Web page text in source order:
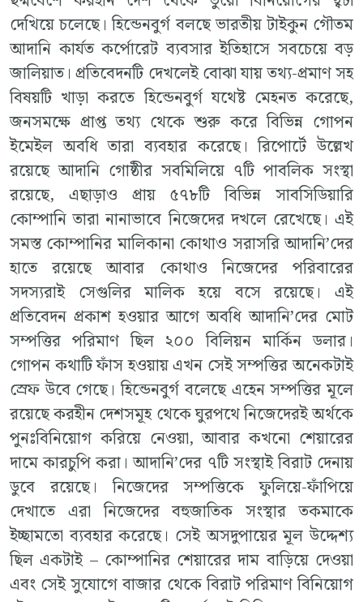
দেখিয়ে চলেছে। হিন্ডেনবুর্গ বলছে ভারতীয় টাইকুন গৌতম
আদানি কার্যত কর্পোরেট ব্যবসার ইতিহাসে সবচেয়ে বড়
জালিয়াত। প্রতিবেদনটি দেখলেই বোঝা যায় তথ্য-প্রমাণ সহ
বিষয়টি খাড়া করতে হিন্ডেনবুর্গ যথেষ্ট মেহনত করেছে,
জনসমক্ষে প্রাপ্ত তথ্য থেকে শুরু করে বিভিন্ন গোপন
ইমেইল অবধি তারা ব্যবহার করেছে। রিপোর্টে উল্লেখ
রয়েছে আদানি গোষ্ঠীর সবমিলিয়ে ৭টি পাবলিক সংস্থা
রয়েছে, এছাড়াও প্রায় ৫৭৮টি বিভিন্ন সাবসিডিয়ারি
কোম্পানি তারা নানাভাবে নিজেদের দখলে রেখেছে। এই
সমস্ত কোম্পানির মালিকানা কোথাও সরাসরি আদানি’দের
হাতে রয়েছে আবার কোথাও নিজেদের পরিবারের
সদস্যরাই সেগুলির মালিক হয়ে বসে রয়েছে। এই
প্রতিবেদন প্রকাশ হওয়ার আগে অবধি আদানি’দের মোট
সম্পত্তির পরিমাণ ছিল ২০০ বিলিয়ন মার্কিন ডলার।
গোপন কথাটি ফাঁস হওয়ায় এখন সেই সম্পত্তির অনেকটাই
স্রেফ উবে গেছে। হিন্ডেনবুর্গ বলেছে এহেন সম্পত্তির মূলে
রয়েছে করহীন দেশসমূহ থেকে ঘুরপথে নিজেদেরই অর্থকে
পুনঃবিনিয়োগ করিয়ে নেওয়া, আবার কখনো শেয়ারের
দামে কারচুপি করা। আদানি’দের ৭টি সংস্থাই বিরাট দেনায়
ডুবে রয়েছে। নিজেদের সম্পত্তিকে ফুলিয়ে-ফাঁপিয়ে
দেখাতে এরা নিজেদের বহুজাতিক সংস্থার তকমাকে
ইচ্ছামতো ব্যবহার করেছে। সেই অসদুপায়ের মূল উদ্দেশ্য
ছিল একটাই – কোম্পানির শেয়ারের দাম বাড়িয়ে দেওয়া
এবং সেই সুযোগে বাজার থেকে বিরাট পরিমাণ বিনিয়োগ